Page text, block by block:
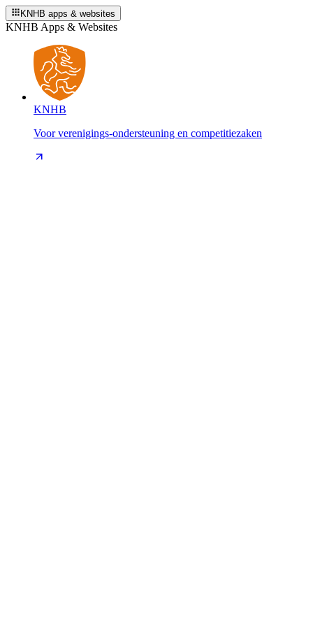
KNHB apps & websites
KNHB Apps & Websites
KNHB
Voor verenigings-ondersteuning en competitiezaken